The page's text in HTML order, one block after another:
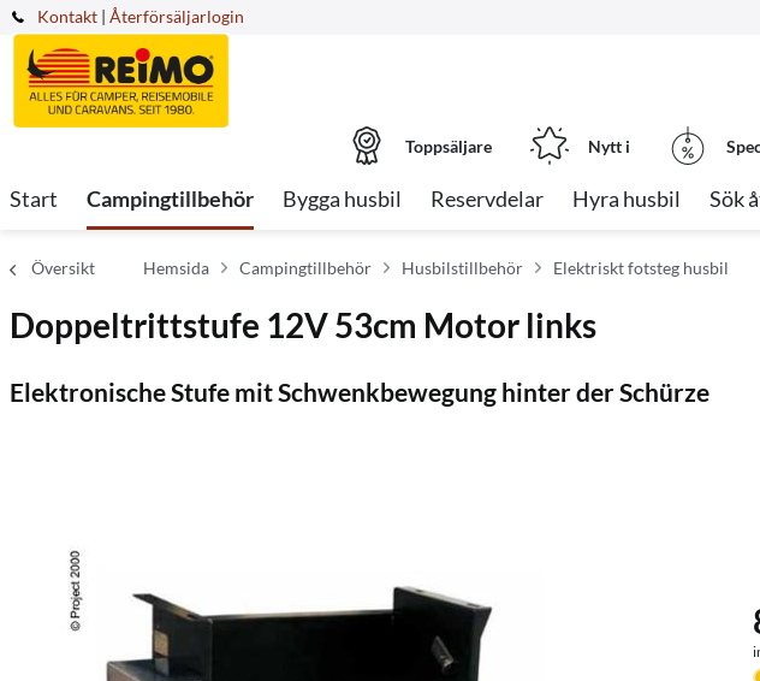
Kontakt | Återförsäljarlogin
Toppsäljare Nytt i
Start Campingtillbehör Bygga husbil Reservdelar Hyra husbil Sök
Översikt Hemsida Campingtillbehör Husbilstillbehör Elektriskt fotsteg husbil
Doppeltrittstufe 12V 53cm Motor links
Elektronische Stufe mit Schwenkbewegung hinter der Schürze